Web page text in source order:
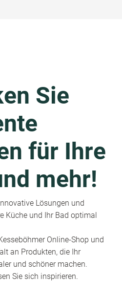
Sie
für Ihre
mehr!
Lösungen und
Küche und Ihr Bad optimal
Online-Shop und
an Produkten, die Ihr
und schöner machen.
Sie sich inspirieren.